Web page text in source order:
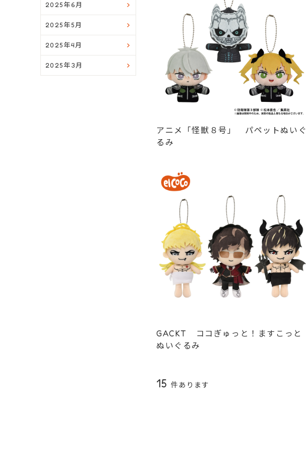
アニメ「怪獣８号」 パペットぬいぐ
るみ
GACKT ココぎゅっと！ますこっと
ぬいぐるみ
15 件あります
2025年6月
2025年5月
2025年4月
2025年3月